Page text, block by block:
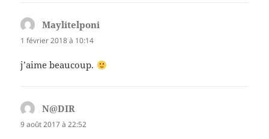
Maylitelponi
1 février 2018 à 10:14
j’aime beaucoup.
N@DIR
9 août 2017 à 22:52